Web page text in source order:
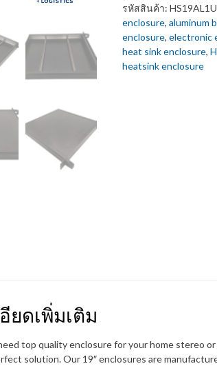
รหัสสินค้า:
enclosure, aluminum
enclosure, electronic
heat sink enclosure,
heatsink enclosure
ยดเพิ่มเติม
top quality enclosure for your home stereo
solution. Our 19″ enclosures are